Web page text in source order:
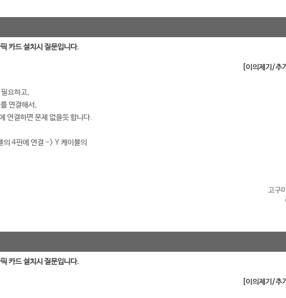
카드 설치시 질문입니다.
[이의제기/추
요하고,
연결해서,
연결하면 문제 없을듯 합니다.
4핀에 연결 -> Y 케이블의
고구
카드 설치시 질문입니다.
[이의제기/추